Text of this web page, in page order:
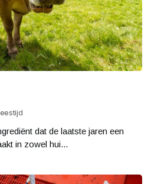
dat de laatste jaren een
in zowel hui...